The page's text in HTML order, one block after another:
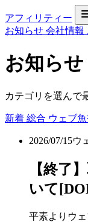
アフィリティー
お知らせ 会社情報
お知らせ
カテゴリを選んで
新着 総合 ウェブ
2026/07/15ウ
【終了
いて
平素よりウ